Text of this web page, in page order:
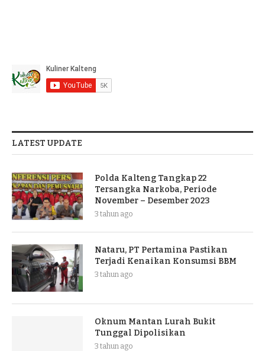
LATEST UPDATE
Polda Kalteng Tangkap 22
Tersangka Narkoba, Periode
November – Desember 2023
3 tahun ago
Nataru, PT Pertamina Pastikan
Terjadi Kenaikan Konsumsi BBM
3 tahun ago
Oknum Mantan Lurah Bukit
Tunggal Dipolisikan
3 tahun ago